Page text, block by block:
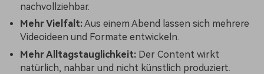
nachvollziehbar.
Mehr Vielfalt:Aus einem Abend lassen sich mehrere
Videoideen und Formate entwickeln.
Mehr Alltagstauglichkeit: Der Content wirkt
natürlich, nahbar und nicht künstlich produziert.